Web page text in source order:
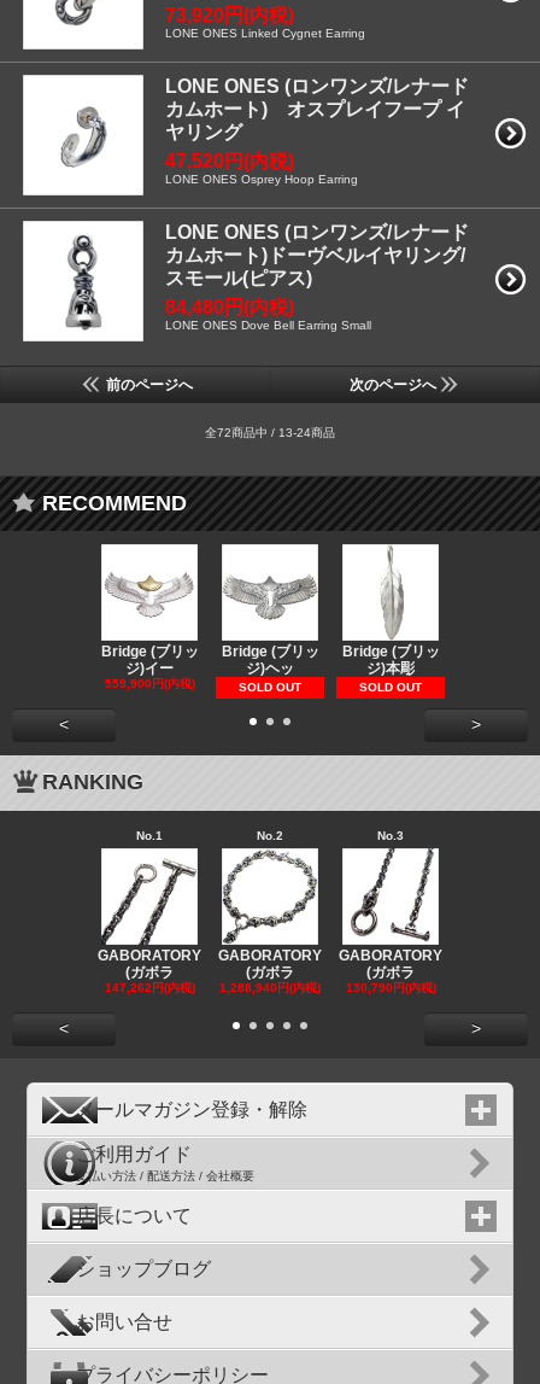
73,920円(内税)
LONE ONES Linked Cygnet Earring
LONE ONES (ロンワンズ/レナード
カムホート) オスプレイフープ イ
ヤリング
47,520円(内税)
LONE ONES Osprey Hoop Earring
LONE ONES (ロンワンズ/レナード
カムホート)ドーヴベルイヤリング/
スモール(ピアス)
84,480円(内税)
LONE ONES Dove Bell Earring Small
前のページへ 次のページへ
全72商品中 / 13-24商品
RECOMMEND
Bridge (ブリッ
ジ)イー
559,900円(内税)
Bridge (ブリッ
ジ)ヘッ
SOLD OUT
Bridge (ブリッ
ジ)本彫
SOLD OUT
< >
RANKING
No.1
GABORATORY
(ガボラ
147,262円(内税)
No.2
GABORATORY
(ガボラ
1,288,940円(内税)
No.3
GABORATORY
(ガボラ
130,790円(内税)
< >
メールマガジン登録・解除
ご利用ガイド
支払い方法 / 配送方法 / 会社概要
店長について
ショップブログ
お問い合せ
プライバシーポリシー